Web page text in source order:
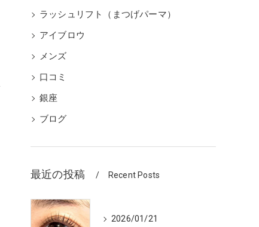
ラッシュリフト（まつげパーマ）
アイブロウ
メンズ
口コミ
銀座
ブログ
最近の投稿 Recent Posts
2026/01/21